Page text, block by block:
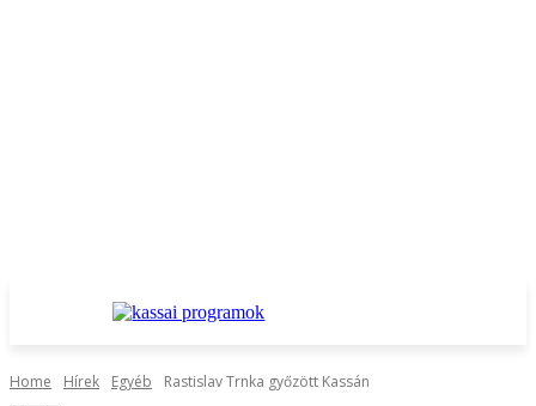
Home Hírek Egyéb Rastislav Trnka győzött Kassán